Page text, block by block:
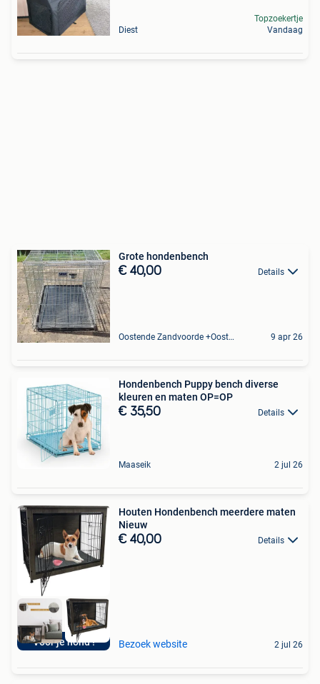
Diest
Topzoekertje
Vandaag
Grote hondenbench
€ 40,00 Details
Oostende Zandvoorde +Oostende 9 apr 26
Hondenbench Puppy bench diverse
kleuren en maten OP=OP
€ 35,50 Details
Maaseik 2 jul 26
Voor je hond !
Houten Hondenbench meerdere maten
Nieuw
€ 40,00 Details
Bezoek website 2 jul 26